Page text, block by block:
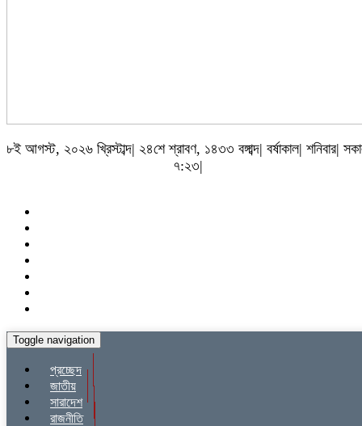
৮ই আগস্ট, ২০২৬ খ্রিস্টাব্দ| ২৪শে শ্রাবণ, ১৪৩৩ বঙ্গাব্দ| বর্ষাকাল| শনিবার|
৭:২৩|
Toggle navigation
প্রচ্ছেদ
জাতীয়
সারাদেশ
রাজনীতি